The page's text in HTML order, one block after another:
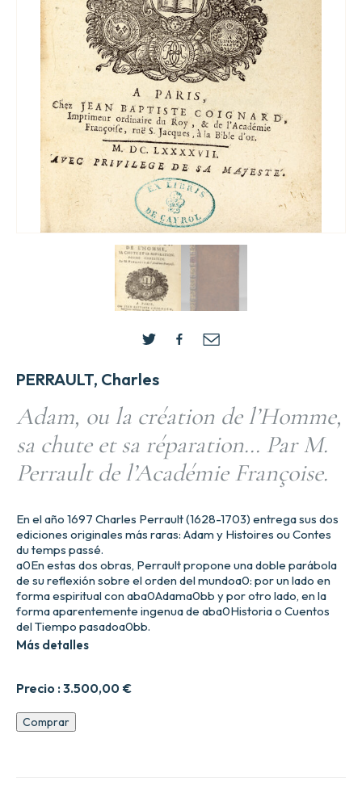
PERRAULT, Charles
Adam, ou la création de l’Homme,
sa chute et sa réparation… Par M.
Perrault de l’Académie Françoise.
Precio :3.500,00 €
En el año 1697 Charles Perrault (1628-1703) entrega sus dos
ediciones originales más raras: Adam y Histoires ou Contes
du temps passé.
a0En estas dos obras, Perrault propone una doble parábola
de su reflexión sobre el orden del mundoa0: por un lado en
forma espiritual con aba0Adama0bb y por otro lado, en la
forma aparentemente ingenua de aba0Historia o Cuentos
del Tiempo pasadoa0bb.
Más detalles
Adam,
ou
Comprar